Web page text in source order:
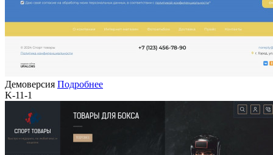
Демоверсия Подробнее
K-11-1